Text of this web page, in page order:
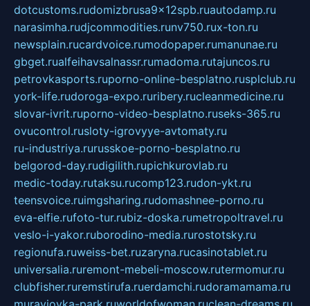
dotcustoms.rudomizbrusa9x12spb.ruautodamp.ru
narasimha.rudjcommodities.runv750.rux-ton.ru
newsplain.rucardvoice.rumodopaper.rumanunae.ru
gbget.rualfeihavsalnassr.rumadoma.rutajuncos.ru
petrovkasports.ruporno-online-besplatno.rusplclub.ru
york-life.rudoroga-expo.ruribery.rucleanmedicine.ru
slovar-ivrit.ruporno-video-besplatno.ruseks-365.ru
ovucontrol.rusloty-igrovyye-avtomaty.ru
ru-industriya.rurusskoe-porno-besplatno.ru
belgorod-day.rudigilith.rupichkurovlab.ru
medic-today.rutaksu.rucomp123.rudon-ykt.ru
teensvoice.ruimgsharing.rudomashnee-porno.ru
eva-elfie.rufoto-tur.rubiz-doska.rumetropoltravel.ru
veslo-i-yakor.ruborodino-media.rurostotsky.ru
regionufa.ruweiss-bet.ruzaryna.rucasinotablet.ru
universalia.ruremont-mebeli-moscow.rutermomur.ru
clubfisher.ruremstirufa.ruerdamchi.rudoramamama.ru